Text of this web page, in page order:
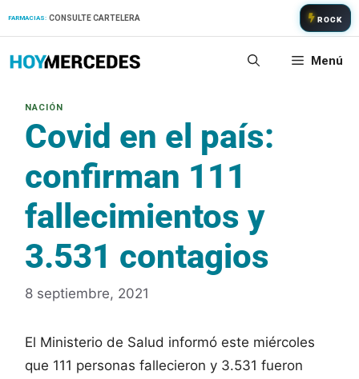
FARMACIAS: CONSULTE CARTELERA ROCK
Menú
Covid en el país:
confirman 111
fallecimientos y
3.531 contagios
8 septiembre, 2021
El Ministerio de Salud informó este miércoles
que 111 personas fallecieron y 3.531 fueron